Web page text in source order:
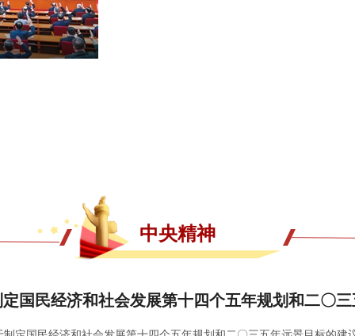
中央精神
国民经济和社会发展第十四个五年规划和二〇